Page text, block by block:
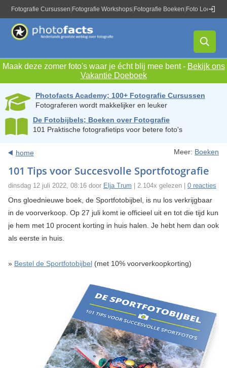
Fotografie Cursussen Fotografie Workshops Fotografie Boeken Foto Locaties
Maak deze zomer foto's waar je écht blij mee bent - Bekijk ons
Vakantie Doeboek
Photofacts Academy; 100+ Fotografie Cursussen
Fotograferen wordt makkelijker en leuker
De Fotobijbels; Boeken over Fotografie
101 Praktische fotografietips voor betere foto's
home Meer: Boeken
101 Tips voor Succesvolle Sportfotografie
dinsdag 12 juli 2022, 08:16 door Elja Trum | 2.104x gelezen | 0 reacties
Ons gloednieuwe boek, de Sportfotobijbel, is nu los verkrijgbaar
in de voorverkoop. Op 27 juli komt ie officieel uit en tot die tijd kun
je hem met 10 procent korting in huis halen. Je hebt hem dan ook
als eerste in huis.
» Bestel de Sportfotobijbel(met 10% voorverkoopkorting)